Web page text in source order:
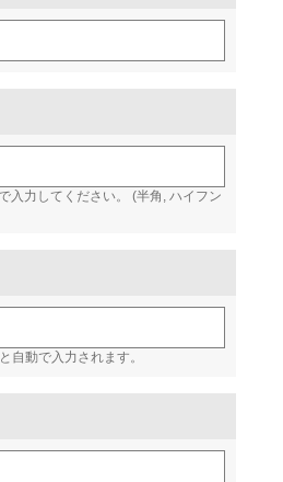
入力してください。 (半角, ハイフン
自動で入力されます。